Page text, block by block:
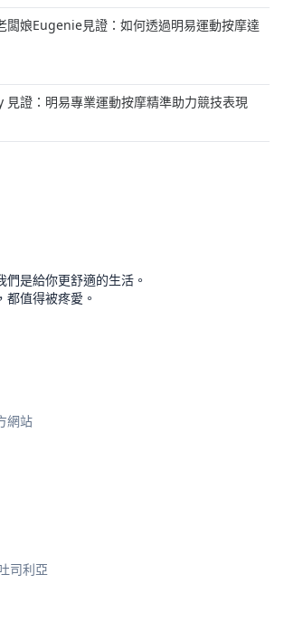
闆娘Eugenie見證：如何透過明易運動按摩達
見證：明易專業運動按摩精準助力競技表現
是給你更舒適的生活。
值得被疼愛。
網站
司利亞